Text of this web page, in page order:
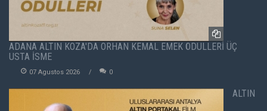
ADANA ALTIN KOZA'DA ORHAN KEMAL EMEK ÖDÜLLERİ ÜÇ
USTA İSME
07 Agustos 2026 0
ALTIN